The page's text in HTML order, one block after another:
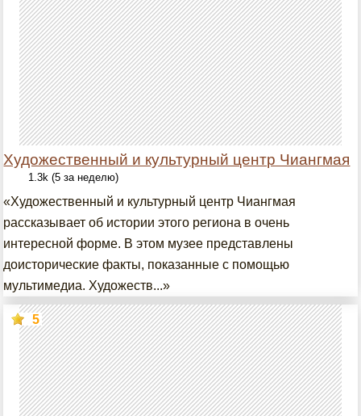
Художественный и культурный центр Чиангмая
1.3k (5 за неделю)
«Художественный и культурный центр Чиангмая
рассказывает об истории этого региона в очень
интересной форме. В этом музее представлены
доисторические факты, показанные с помощью
мультимедиа. Художеств...»
5